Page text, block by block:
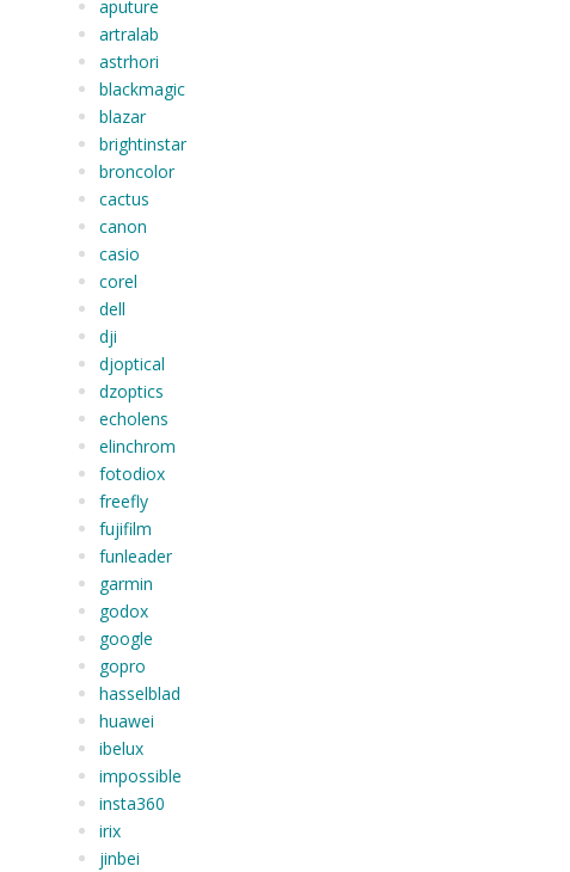
aputure
artralab
astrhori
blackmagic
blazar
brightinstar
broncolor
cactus
canon
casio
corel
dell
dji
djoptical
dzoptics
echolens
elinchrom
fotodiox
freefly
fujifilm
funleader
garmin
godox
google
gopro
hasselblad
huawei
ibelux
impossible
insta360
irix
jinbei